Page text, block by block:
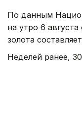
По данным
на утро 6
золота
Неделей ранее,